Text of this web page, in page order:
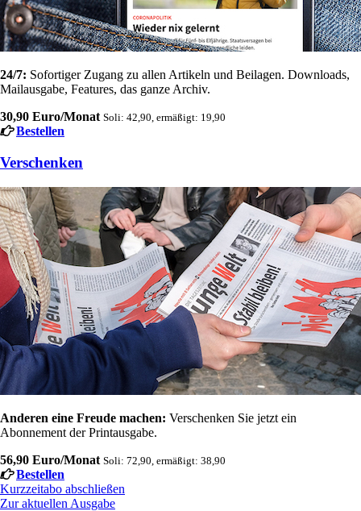
24/7: Sofortiger Zugang zu allen Artikeln und Beilagen. Downloads,
Mailausgabe, Features, das ganze Archiv.
30,90 Euro/Monat Soli: 42,90, ermäßigt: 19,90
Bestellen
Verschenken
Anderen eine Freude machen: Verschenken Sie jetzt ein
Abonnement der Printausgabe.
56,90 Euro/Monat Soli: 72,90, ermäßigt: 38,90
Bestellen
Kurzzeitabo abschließen
Zur aktuellen Ausgabe